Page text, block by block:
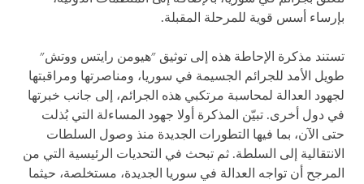
بإرساء أسس قوية للمرحلة المقبلة.
تستند مذكرة الإحاطة هذه إلى توثيق "هيومن رايتس ووتش"
طويل الأمد للجرائم الجسيمة في سوريا، ومناصرتها ومراقبتها
لجهود العدالة لمحاسبة مرتكبي هذه الجرائم، إلى جانب خبرتها
في دول أخرى. تبيّن المذكرة أولا جهود المساءلة التي بُذلت
حتى الآن، بما فيها التطورات الجديدة منذ وصول السلطات
الانتقالية إلى السلطة. ثم تبحث في التحديات الرئيسية التي من
المرجح أن تواجه العدالة في سوريا الجديدة، مستخلصة، حيثما